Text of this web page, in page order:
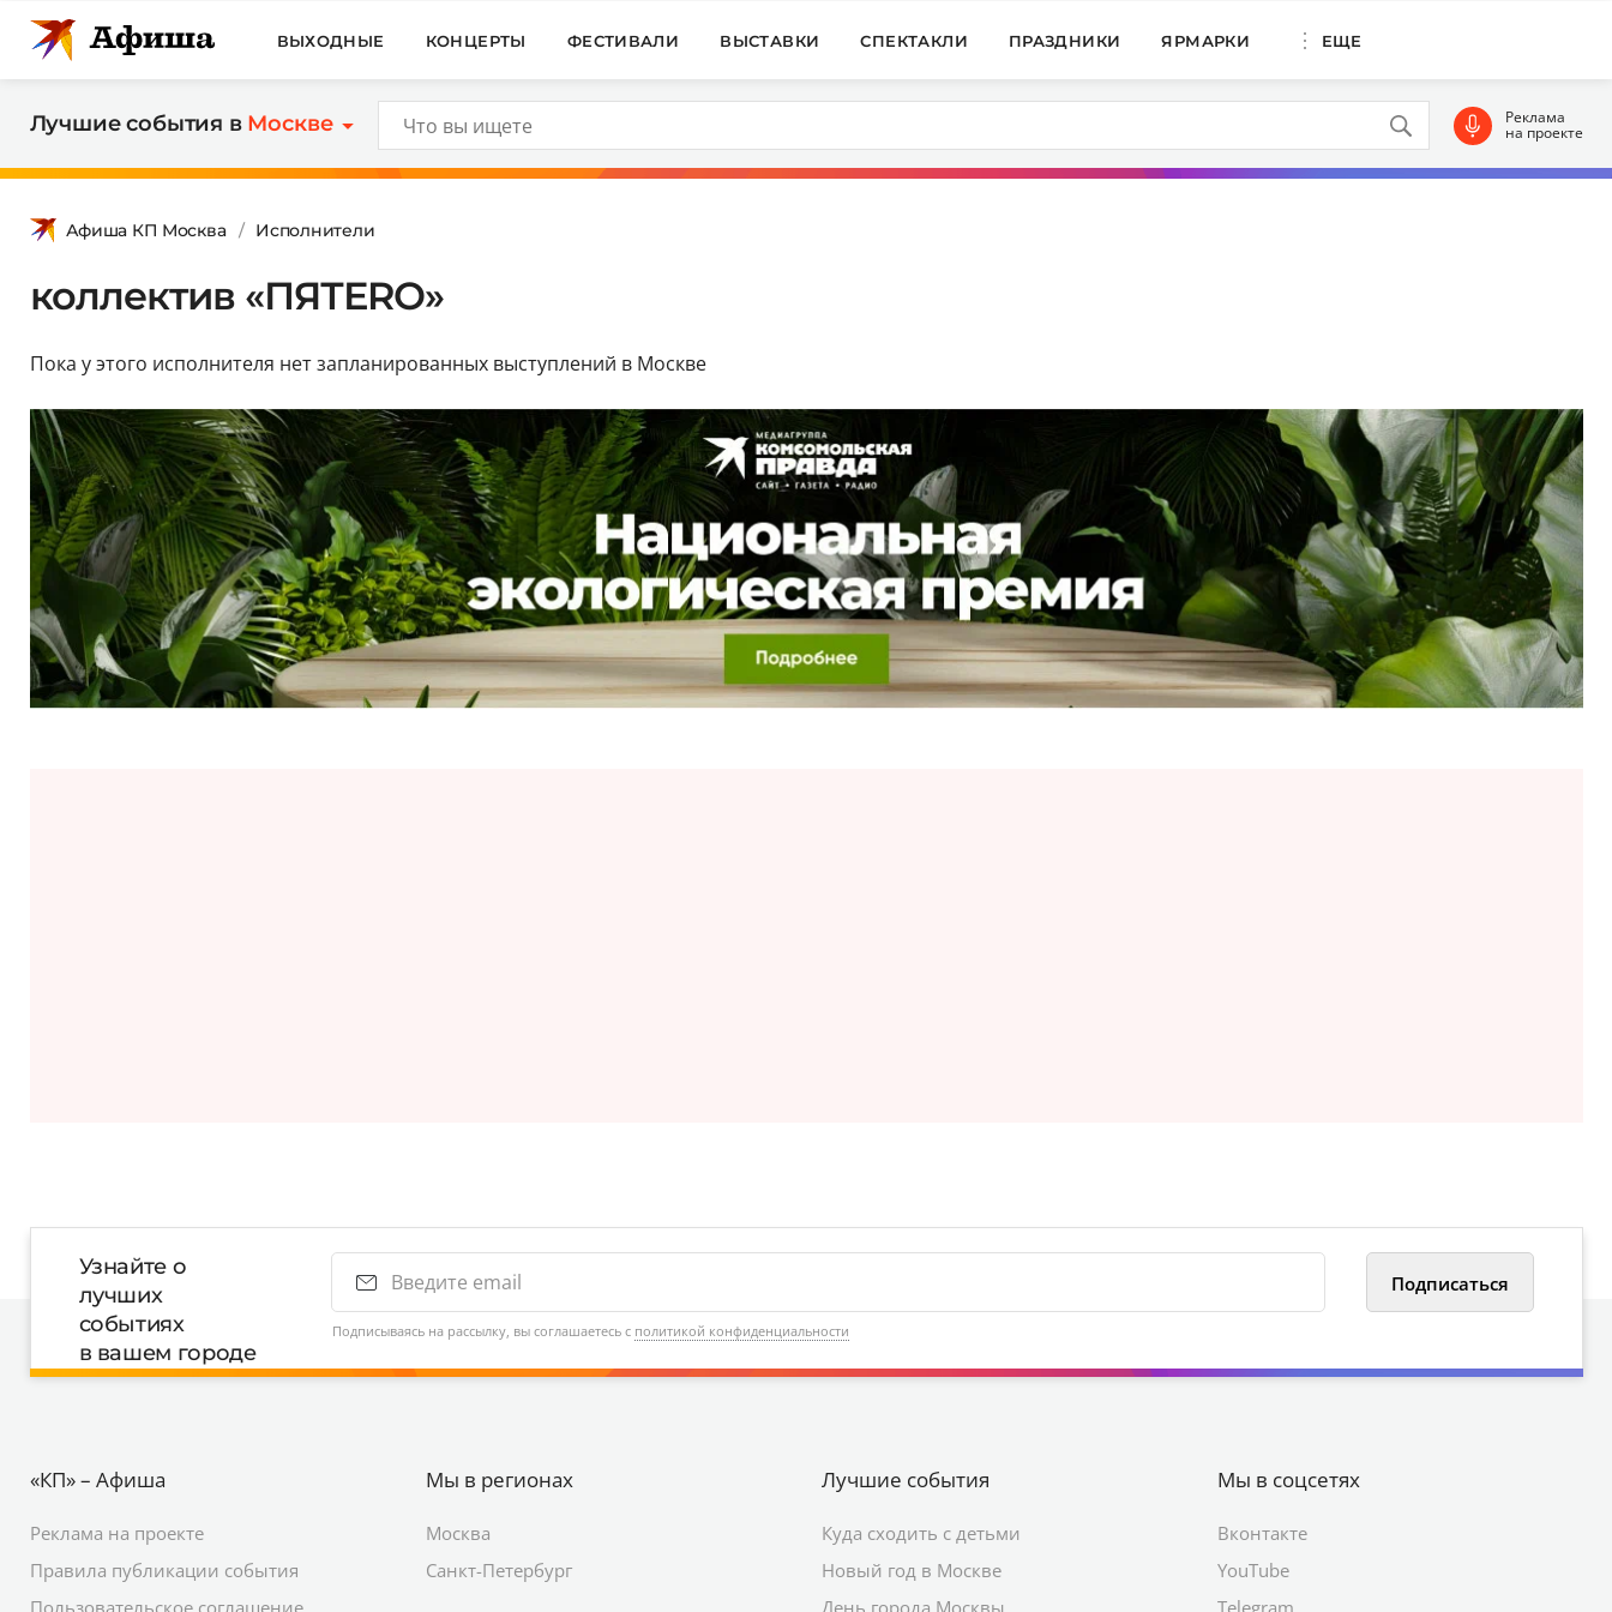
ВЫХОДНЫЕ КОНЦЕРТЫ ФЕСТИВАЛИ ВЫСТАВКИ СПЕКТАКЛИ ПРАЗДНИКИ ЯРМАРКИ ЕЩЕ
Лучшие события в Москве Реклама
на проекте
Афиша КП Москва Исполнители
коллектив «ПЯТЕRО»
Пока у этого исполнителя нет запланированных выступлений в Москве
Узнайте о
лучших
событиях
в вашем городе
Подписываясь на рассылку, вы соглашаетесь с политикой конфиденциальности
«КП» – Афиша
Реклама на проекте
Правила публикации события
Пользовательское соглашение
Мы в регионах
Москва
Санкт-Петербург
Лучшие события
Куда сходить с детьми
Новый год в Москве
День города Москвы
Мы в соцсетях
Вконтакте
YouTube
Telegram